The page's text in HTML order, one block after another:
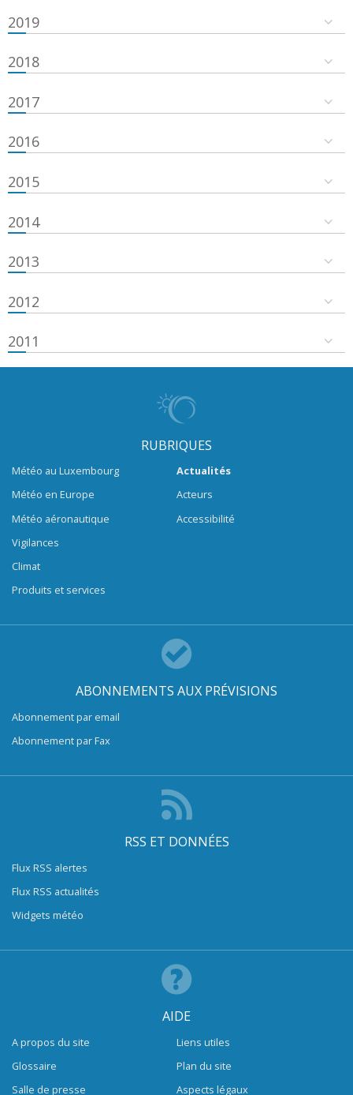
2019
2018
2017
2016
2015
2014
2013
2012
2011
RUBRIQUES
Météo au Luxembourg
Météo en Europe
Météo aéronautique
Vigilances
Climat
Produits et services
Actualités
Acteurs
Accessibilité
ABONNEMENTS AUX PRÉVISIONS
Abonnement par email
Abonnement par Fax
RSS ET DONNÉES
Flux RSS alertes
Flux RSS actualités
Widgets météo
AIDE
A propos du site
Glossaire
Salle de presse
Liens utiles
Plan du site
Aspects légaux